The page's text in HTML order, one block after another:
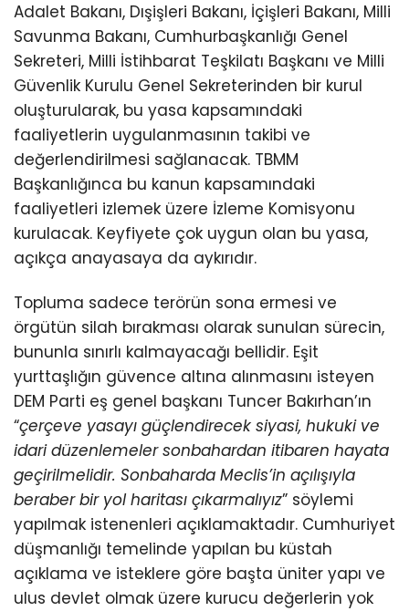
Adalet Bakanı, Dışişleri Bakanı, İçişleri Bakanı, Milli
Savunma Bakanı, Cumhurbaşkanlığı Genel
Sekreteri, Milli İstihbarat Teşkilatı Başkanı ve Milli
Güvenlik Kurulu Genel Sekreterinden bir kurul
oluşturularak, bu yasa kapsamındaki
faaliyetlerin uygulanmasının takibi ve
değerlendirilmesi sağlanacak. TBMM
Başkanlığınca bu kanun kapsamındaki
faaliyetleri izlemek üzere İzleme Komisyonu
kurulacak. Keyfiyete çok uygun olan bu yasa,
açıkça anayasaya da aykırıdır.
Topluma sadece terörün sona ermesi ve
örgütün silah bırakması olarak sunulan sürecin,
bununla sınırlı kalmayacağı bellidir. Eşit
yurttaşlığın güvence altına alınmasını isteyen
DEM Parti eş genel başkanı Tuncer Bakırhan’ın
“çerçeve yasayı güçlendirecek siyasi, hukuki ve
idari düzenlemeler sonbahardan itibaren hayata
geçirilmelidir. Sonbaharda Meclis’in açılışıyla
beraber bir yol haritası çıkarmalıyız” söylemi
yapılmak istenenleri açıklamaktadır. Cumhuriyet
düşmanlığı temelinde yapılan bu küstah
açıklama ve isteklere göre başta üniter yapı ve
ulus devlet olmak üzere kurucu değerlerin yok